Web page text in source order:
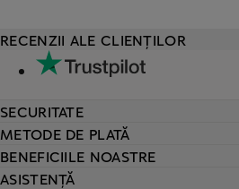
ASISTENȚĂ
RECENZII ALE CLIENȚILOR
SECURITATE
METODE DE PLATĂ
BENEFICIILE NOASTRE